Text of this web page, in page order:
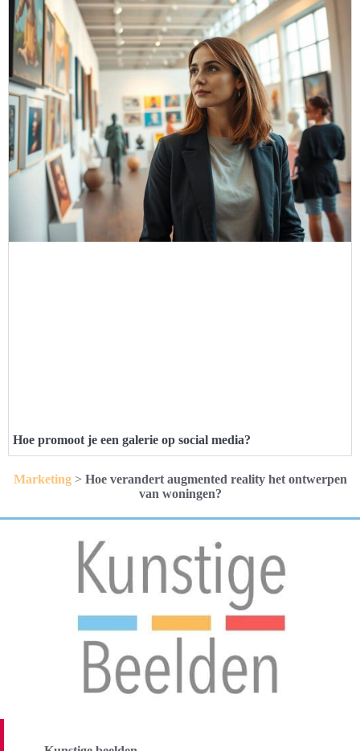
Hoe promoot je een galerie op social media?
Marketing> Hoe verandert augmented reality het ontwerpen
van woningen?